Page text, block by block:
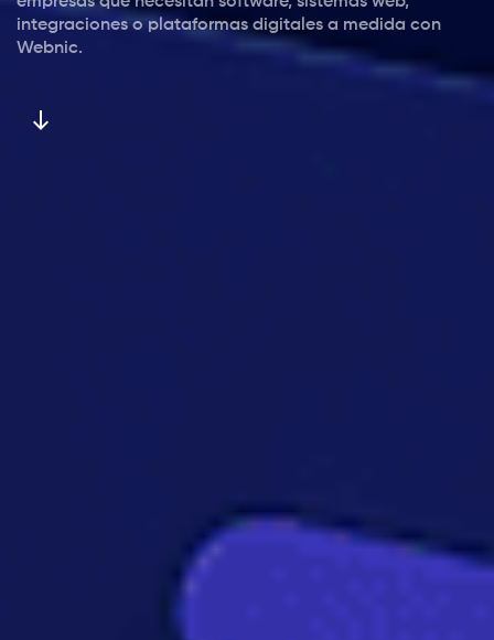
integraciones o plataformas digitales a medida con
Webnic.